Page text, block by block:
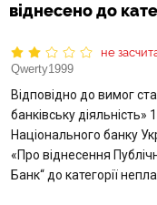
Банк в новостях
Курс валют в
Вопросы банку
Отзывы
віднесено до
не
Qwerty1999
Відповідно до вимог
банківську
Національного банку
«Про віднесення
Банк“ до категорії